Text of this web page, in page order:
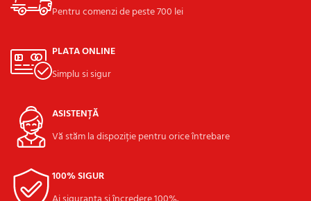
Pentru comenzi de peste 700 lei
PLATA ONLINE
Simplu si sigur
ASISTENȚĂ
Vă stăm la dispoziție pentru orice întrebare
100% SIGUR